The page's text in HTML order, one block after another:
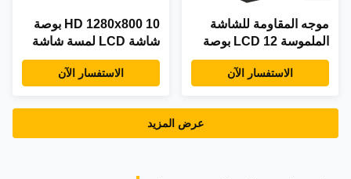
موجه المقاومة للشاشة
الملموسة LCD 12 بوصة
VGA HDMI
الاستفسار الآن
HD 1280x800 10 بوصة
شاشة LCD لمسة شاشة
VGA واجهة USB HDMI
الاستفسار الآن
عرض المزيد